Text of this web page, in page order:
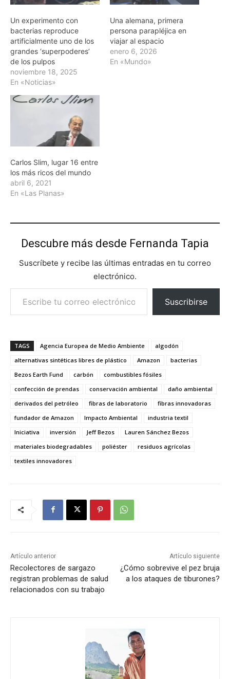
Un experimento con
bacterias reproduce
artificialmente uno de los
grandes ‘superpoderes’
de los pulpos
noviembre 18, 2025
En «Noticias»
Una alemana, primera
persona parapléjica en
viajar al espacio
enero 6, 2026
En «Mundo»
Carlos Slim, lugar 16 entre
los más ricos del mundo
abril 6, 2021
En «Las Planas»
Descubre más desde Fernanda Tapia
Suscríbete y recibe las últimas entradas en tu correo
electrónico.
Escribe tu correo electrónico…
Suscribirse
TAGS Agencia Europea de Medio Ambiente
algodón
alternativas sintéticas libres de plástico
Amazon
bacterias
Bezos Earth Fund
carbón
combustibles fósiles
confección de prendas
conservación ambiental
daño ambiental
derivados del petróleo
fibras de laboratorio
fibras innovadoras
fundador de Amazon
Impacto Ambiental
industria textil
Iniciativa
inversión Jeff Bezos
Lauren Sánchez Bezos
materiales biodegradables
poliéster
residuos agrícolas
textiles innovadores
Artículo anterior
Recolectores de sargazo
registran problemas de salud
relacionados con su trabajo
Artículo siguiente
¿Cómo sobrevive el pez bruja
a los ataques de tiburones?